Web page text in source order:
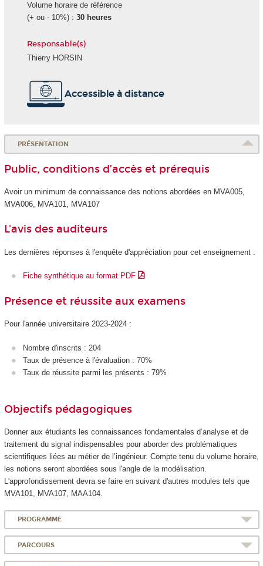
Volume horaire de référence
(+ ou - 10%) : 30 heures
Responsable(s)
Thierry HORSIN
Accessible à distance
PRÉSENTATION
Public, conditions d’accès et prérequis
Avoir un minimum de connaissance des notions abordées en MVA005,
MVA006, MVA101, MVA107
L'avis des auditeurs
Les dernières réponses à l'enquête d'appréciation pour cet enseignement :
Fiche synthétique au format PDF
Présence et réussite aux examens
Pour l'année universitaire 2023-2024 :
Nombre d'inscrits : 204
Taux de présence à l'évaluation : 70%
Taux de réussite parmi les présents : 79%
Objectifs pédagogiques
Donner aux étudiants les connaissances fondamentales d’analyse et de
traitement du signal indispensables pour aborder des problématiques
scientifiques liées au métier de l’ingénieur. Compte tenu du volume horaire,
les notions seront abordées sous l'angle de la modélisation.
L'approfondissement devra se faire en suivant d'autres modules tels que
MVA101, MVA107, MAA104.
PROGRAMME
PARCOURS